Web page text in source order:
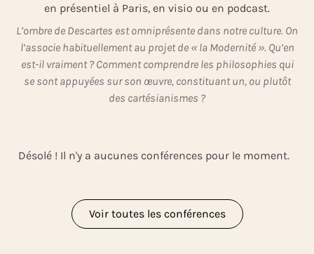
en présentiel à Paris, en visio ou en podcast.
L’ombre de Descartes est omniprésente dans notre culture. On
l’associe habituellement au projet de « la Modernité ». Qu’en
est-il vraiment ? Comment comprendre les philosophies qui
se sont appuyées sur son œuvre, constituant un, ou plutôt
des cartésianismes ?
Désolé ! Il n'y a aucunes conférences pour le moment.
Voir toutes les conférences